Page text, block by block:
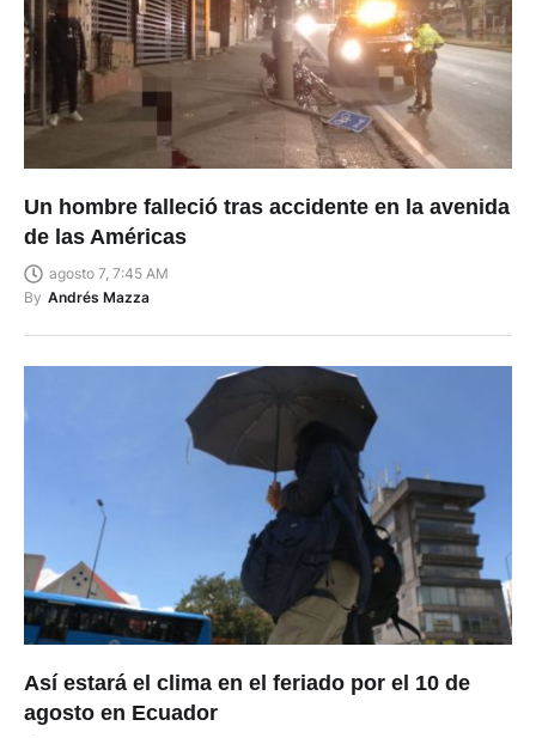
Un hombre falleció tras accidente en la avenida
de las Américas
agosto 7, 7:45 AM
By Andrés Mazza
Así estará el clima en el feriado por el 10 de
agosto en Ecuador